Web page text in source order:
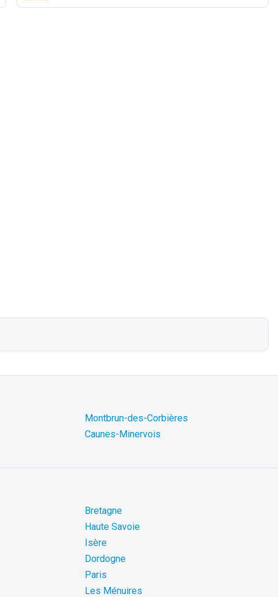
Montbrun-des-Corbières
Caunes-Minervois
Bretagne
Haute Savoie
Isère
Dordogne
Paris
Les Ménuires